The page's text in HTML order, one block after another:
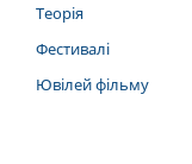
Теорія
Фестивалі
Ювілей фільму